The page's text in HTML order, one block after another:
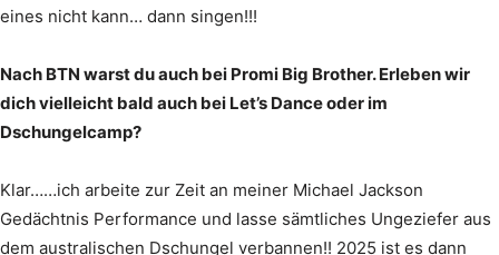
eines nicht kann… dann singen!!!
Nach BTN warst du auch bei Promi Big Brother. Erleben wir
dich vielleicht bald auch bei Let’s Dance oder im
Dschungelcamp?
Klar……ich arbeite zur Zeit an meiner Michael Jackson
Gedächtnis Performance und lasse sämtliches Ungeziefer aus
dem australischen Dschungel verbannen!! 2025 ist es dann